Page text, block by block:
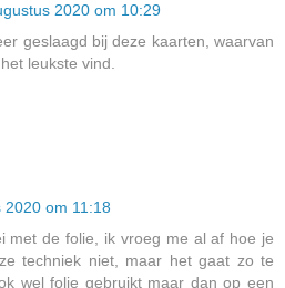
2020 om 10:29
geslaagd bij deze kaarten, waarvan
leukste vind.
2020 om 11:18
met de folie, ik vroeg me al af hoe je
techniek niet, maar het gaat zo te
wel folie gebruikt maar dan op een